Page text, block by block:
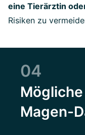
eine Tierärztin
Risiken zu
04
Magen-